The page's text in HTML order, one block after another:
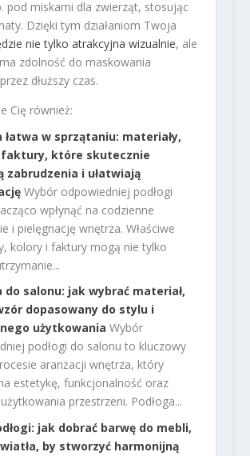
pod miskami dla zwierząt, stosując
Dzięki tym działaniom Twoja
nie tylko atrakcyjna wizualnie, ale
zdolność do maskowania
dłuższy czas.
Cię również:
łatwa w sprzątaniu: materiały,
które skutecznie
zabrudzenia i ułatwiają
Wybór odpowiedniej podłogi
wpłynąć na codzienne
i pielęgnację wnętrza. Właściwe
kolory i faktury mogą nie tylko
do salonu: jak wybrać materiał,
dopasowany do stylu i
użytkowania Wybór
podłogi do salonu to kluczowy
aranżacji wnętrza, który
estetykę, funkcjonalność oraz
przestrzeni. Podłoga...
jak dobrać barwę do mebli,
by stworzyć harmonijną